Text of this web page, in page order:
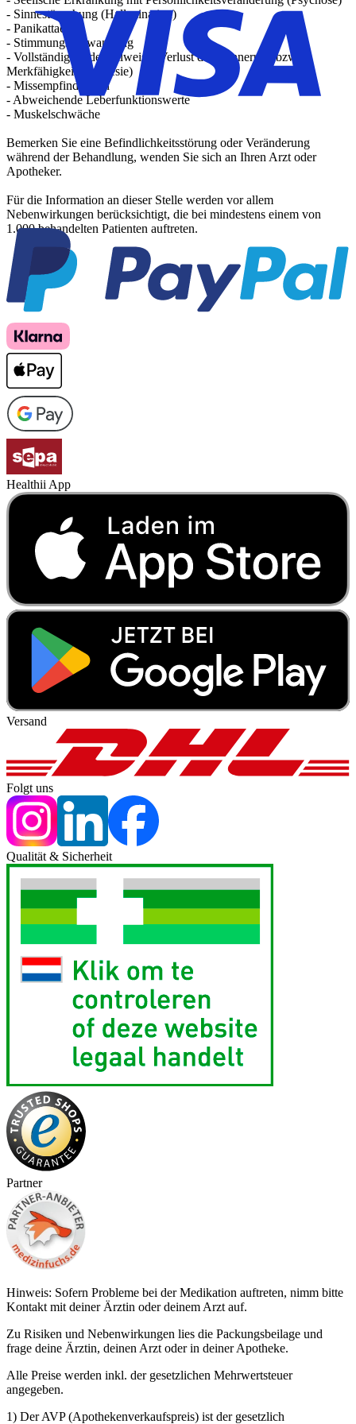
- Sinnestäuschung (Halluzination)
- Panikattacke
- Stimmungsschwankung
- Vollständiger oder teilweiser Verlust der Erinnerung bzw.
Merkfähigkeit (Amnesie)
- Missempfindungen
- Abweichende Leberfunktionswerte
- Muskelschwäche
Bemerken Sie eine Befindlichkeitsstörung oder Veränderung
während der Behandlung, wenden Sie sich an Ihren Arzt oder
Apotheker.
Für die Information an dieser Stelle werden vor allem
Nebenwirkungen berücksichtigt, die bei mindestens einem von
1.000 behandelten Patienten auftreten.
Healthii App
Versand
Folgt uns
Qualität & Sicherheit
Partner
Hinweis: Sofern Probleme bei der Medikation auftreten, nimm bitte
Kontakt mit deiner Ärztin oder deinem Arzt auf.
Zu Risiken und Nebenwirkungen lies die Packungsbeilage und
frage deine Ärztin, deinen Arzt oder in deiner Apotheke.
Alle Preise werden inkl. der gesetzlichen Mehrwertsteuer
angegeben.
1) Der AVP (Apothekenverkaufspreis) ist der gesetzlich